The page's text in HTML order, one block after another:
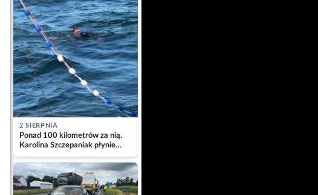
2 SIERPNIA
Ponad 100 kilometrów za nią.
Karolina Szczepaniak płynie
przez Bałtyk dla Piotra.
Aktualizacja